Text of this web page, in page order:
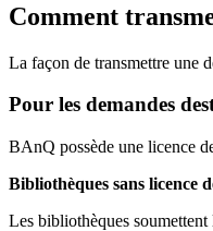
Comment
La façon de transmettre une
Pour les demandes
BAnQ possède une licence
Bibliothèques sans licence
Les bibliothèques soumettent